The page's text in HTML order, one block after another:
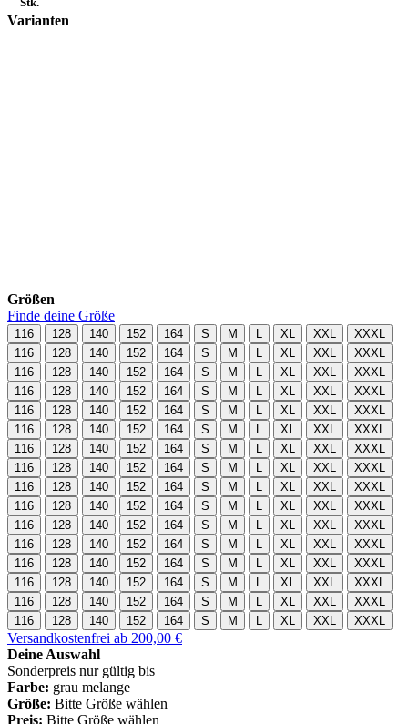
Varianten
Größen
Finde deine Größe
116 128 140 152 164 S M L XL XXL
XXXL
116
128 140 152 164 S M L XL XXL
XXXL
116
128 140 152 164 S M L XL XXL
XXXL
116
128 140 152 164 S M L XL XXL
XXXL
116
128 140 152 164 S M L XL XXL
XXXL
116
128 140 152 164 S M L XL XXL
XXXL
116
128 140 152 164 S M L XL XXL
XXXL
116
128 140 152 164 S M L XL XXL
XXXL
116
128 140 152 164 S M L XL XXL
XXXL
116
128 140 152 164 S M L XL XXL
XXXL
116
128 140 152 164 S M L XL XXL
XXXL
116
128 140 152 164 S M L XL XXL
XXXL
116
128 140 152 164 S M L XL XXL
XXXL
116
128 140 152 164 S M L XL XXL
XXXL
116
128 140 152 164 S M L XL XXL
XXXL
116
128 140 152 164 S M L XL XXL XXXL
Versandkostenfrei ab 200,00 €
Deine Auswahl
Sonderpreis nur gültig bis
Farbe: grau melange
Größe: Bitte Größe wählen
Preis: Bitte Größe wählen